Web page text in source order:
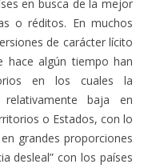
en busca de la mejor
o réditos. En muchos
de carácter lícito
hace algún tiempo han
en los cuales la
baja en
o Estados, con lo
grandes proporciones
desleal” con los países